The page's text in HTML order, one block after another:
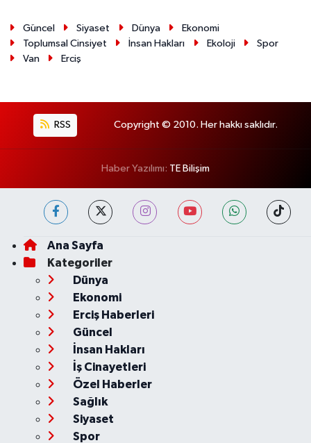
Güncel Siyaset Dünya
Ekonomi
Toplumsal Cinsiyet
İnsan Hakları Ekoloji
Spor
Van
Erciş
RSS Copyright © 2010. Her hakkı saklıdır.
Haber Yazılımı: TE Bilişim
Ana Sayfa
Kategoriler
Dünya
Ekonomi
Erciş Haberleri
Güncel
İnsan Hakları
İş Cinayetleri
Özel Haberler
Sağlık
Siyaset
Spor